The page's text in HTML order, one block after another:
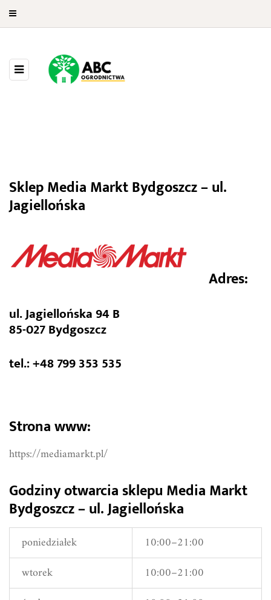
Media Markt Bydgoszcz – ul.
Jagiellońska
Sklep Media Markt Bydgoszcz – ul.
Jagiellońska
Adres:
ul. Jagiellońska 94 B
85-027 Bydgoszcz
tel.: +48 799 353 535
Strona www:
https://mediamarkt.pl/
Godziny otwarcia sklepu Media Markt
Bydgoszcz – ul. Jagiellońska
poniedziałek
10:00–21:00
wtorek
10:00–21:00